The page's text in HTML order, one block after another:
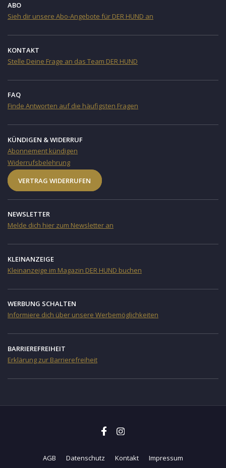
ABO
Sieh dir unsere Abo-Angebote für DER HUND an
KONTAKT
Stelle Deine Frage an das Team DER HUND
FAQ
Finde Antworten auf die häufigsten Fragen
KÜNDIGEN & WIDERRUF
Abonnement kündigen
Widerrufsbelehrung
VERTRAG WIDERRUFEN
NEWSLETTER
Melde dich hier zum Newsletter an
KLEINANZEIGE
Kleinanzeige im Magazin DER HUND buchen
WERBUNG SCHALTEN
Informiere dich über unsere Werbemöglichkeiten
BARRIEREFREIHEIT
Erklärung zur Barrierefreiheit
AGB Datenschutz Kontakt Impressum